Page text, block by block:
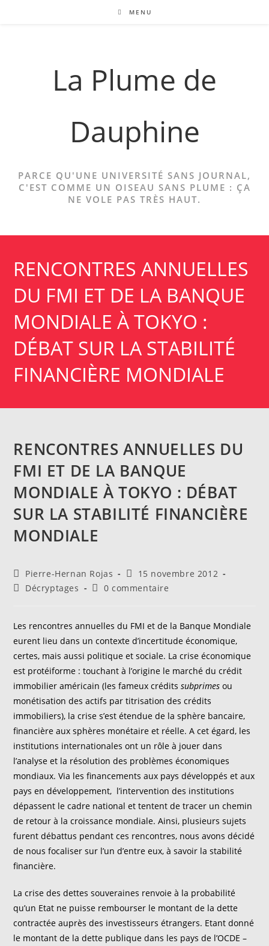
MENU
La Plume de
Dauphine
PARCE QU'UNE UNIVERSITÉ SANS JOURNAL,
C'EST COMME UN OISEAU SANS PLUME : ÇA
NE VOLE PAS TRÈS HAUT.
RENCONTRES ANNUELLES
DU FMI ET DE LA BANQUE
MONDIALE À TOKYO :
DÉBAT SUR LA STABILITÉ
FINANCIÈRE MONDIALE
RENCONTRES ANNUELLES DU
FMI ET DE LA BANQUE
MONDIALE À TOKYO : DÉBAT
SUR LA STABILITÉ FINANCIÈRE
MONDIALE
Auteur/autrice
de
Pierre-Hernan Rojas
Publication
publiée :
15 novembre 2012
PostDécryptages
Commentaires
publication :
0 commentaire
Les rencontres annuelles du FMI et de la Banque Mondiale
eurent lieu dans un contexte d’incertitude économique,
certes, mais aussi politique et sociale. La crise économique
est protéiforme : touchant à l’origine le marché du crédit
immobilier américain (les fameux créditssubprimesou
monétisation des actifs par titrisation des crédits
immobiliers), la crise s’est étendue de la sphère bancaire,
financière aux sphères monétaire et réelle. A cet égard, les
institutions internationales ont un rôle à jouer dans
l’analyse et la résolution des problèmes économiques
mondiaux. Via les financements aux pays développés et aux
pays en développement, l’intervention des institutions
dépassent le cadre national et tentent de tracer un chemin
de retour à la croissance mondiale. Ainsi, plusieurs sujets
furent débattus pendant ces rencontres, nous avons décidé
de nous focaliser sur l’un d’entre eux, à savoir la stabilité
financière.
La crise des dettes souveraines renvoie à la probabilité
qu’un Etat ne puisse rembourser le montant de la dette
contractée auprès des investisseurs étrangers. Etant donné
le montant de la dette publique dans les pays de l’OCDE –